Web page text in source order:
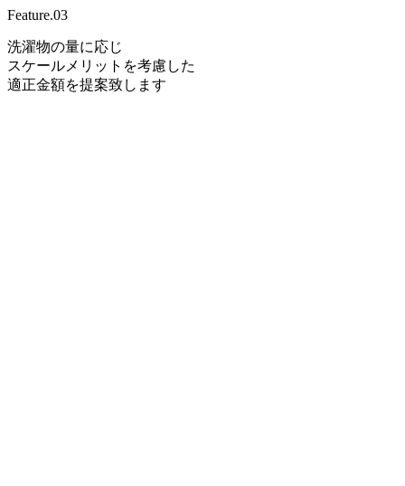
Feature.03
洗濯物の量に応じ
スケールメリットを考慮した
適正金額を提案致します